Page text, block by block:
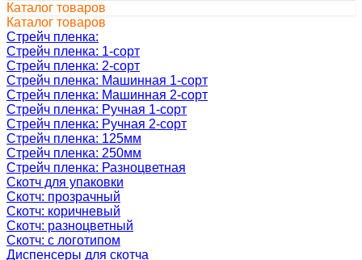
Каталог товаров
Каталог товаров
Стрейч пленка:
Стрейч пленка: 1-сорт
Стрейч пленка: 2-сорт
Стрейч пленка: Машинная 1-сорт
Стрейч пленка: Машинная 2-сорт
Стрейч пленка: Ручная 1-сорт
Стрейч пленка: Ручная 2-сорт
Стрейч пленка: 125мм
Стрейч пленка: 250мм
Стрейч пленка: Разноцветная
Скотч для упаковки
Скотч: прозрачный
Скотч: коричневый
Скотч: разноцветный
Скотч: с логотипом
Диспенсеры для скотча